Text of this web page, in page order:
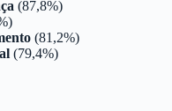
(87,8%)
(81,2%)
(79,4%)